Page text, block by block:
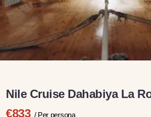
Nile Cruise Dahabiya La
€833 / Per persona